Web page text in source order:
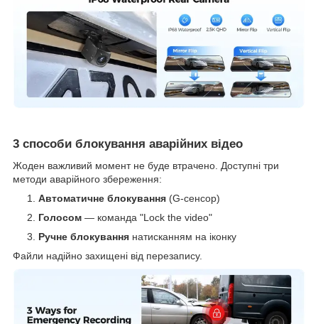
3 способи блокування аварійних відео
Жоден важливий момент не буде втрачено. Доступні три
методи аварійного збереження:
Автоматичне блокування (G-сенсор)
Голосом — команда "Lock the video"
Ручне блокування натисканням на іконку
Файли надійно захищені від перезапису.